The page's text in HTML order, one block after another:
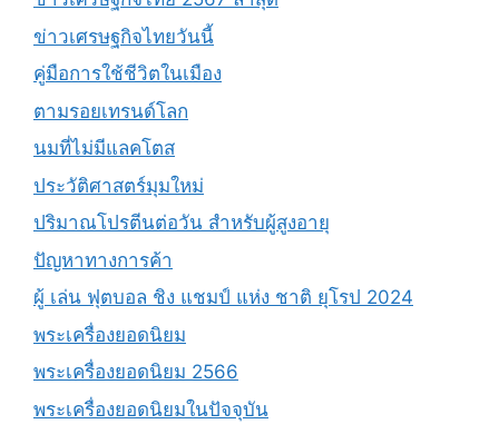
ข่าวเศรษฐกิจไทยวันนี้
คู่มือการใช้ชีวิตในเมือง
ตามรอยเทรนด์โลก
นมที่ไม่มีแลคโตส
ประวัติศาสตร์มุมใหม่
ปริมาณโปรตีนต่อวัน สำหรับผู้สูงอายุ
ปัญหาทางการค้า
ผู้ เล่น ฟุตบอล ชิง แชมป์ แห่ง ชาติ ยุโรป 2024
พระเครื่องยอดนิยม
พระเครื่องยอดนิยม 2566
พระเครื่องยอดนิยมในปัจจุบัน